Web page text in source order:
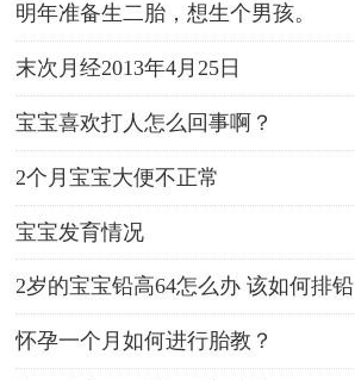
明年准备生二胎，想生个男孩。
末次月经2013年4月25日
宝宝喜欢打人怎么回事啊？
2个月宝宝大便不正常
宝宝发育情况
2岁的宝宝铅高64怎么办 该如何排铅
怀孕一个月如何进行胎教？